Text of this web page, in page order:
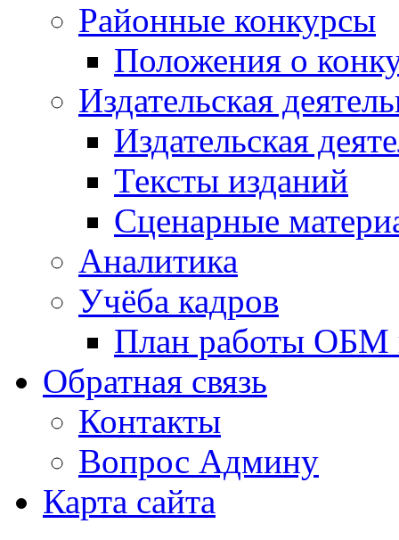
Районные конкурсы
Положения о
Издательская
Издательская
Тексты изданий
Сценарные
Аналитика
Учёба кадров
План работы ОБМ
Обратная связь
Контакты
Вопрос Админу
Карта сайта